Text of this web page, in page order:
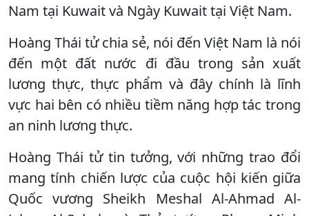
Nam tại Kuwait và Ngày Kuwait tại Việt Nam.
Hoàng Thái tử chia sẻ, nói đến Việt Nam là nói
đến một đất nước đi đầu trong sản xuất
lương thực, thực phẩm và đây chính là lĩnh
vực hai bên có nhiều tiềm năng hợp tác trong
an ninh lương thực.
Hoàng Thái tử tin tưởng, với những trao đổi
mang tính chiến lược của cuộc hội kiến giữa
Quốc vương Sheikh Meshal Al-Ahmad Al-